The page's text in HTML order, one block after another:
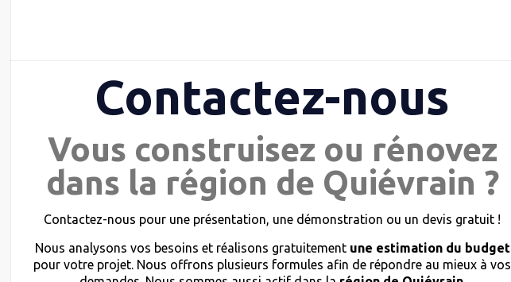
Contactez-nous
Vous construisez ou rénovez
dans la région de Quiévrain ?
Contactez-nous pour une présentation, une démonstration ou un devis gratuit !
Nous analysons vos besoins et réalisons gratuitement une estimation du budget
pour votre projet. Nous offrons plusieurs formules afin de répondre au mieux à vos